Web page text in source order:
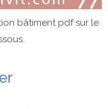
bâtiment pdf sur le